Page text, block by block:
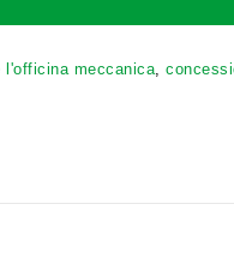
l'officina meccanica,